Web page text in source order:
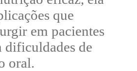
que
em pacientes
dificuldades de
oral.